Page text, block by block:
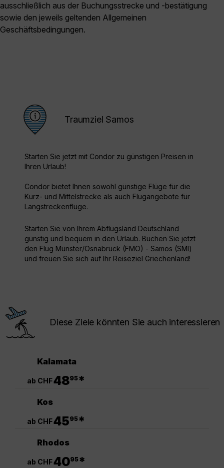
ausschließlich aus der Buchungsstrecke und -bestätigung
sowie den jeweils geltenden Allgemeinen
Geschäftsbedingungen.
Traumziel Samos
Starten Sie jetzt mit Condor zu günstigen Preisen in
Ihren Urlaub!
Condor bietet Ihnen sowohl günstige Flüge für die
Kurz- und Mittelstrecke als auch Flugangebote für
Langstreckenflüge.
Starten Sie von Ihrem Abflugsland Deutschland
günstig und bequem in den Urlaub. Buchen Sie jetzt
den Flug Münster/Osnabrück (FMO) - Samos (SMI)
und freuen Sie sich auf Ihr Reiseziel Griechenland!
Diese Ziele könnten Sie auch interessieren
Kalamata
ab CHF4895*
Kos
ab CHF4595*
Rhodos
ab CHF4095*